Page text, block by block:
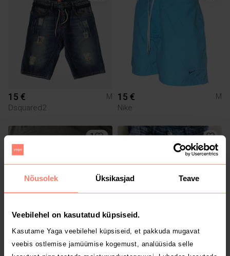
Nõusolek Üksikasjad Teave
Veebilehel on kasutatud küpsiseid.
Kasutame Yaga veebilehel küpsiseid, et pakkuda mugavat
veebis ostlemise jamüümise kogemust, analüüsida selle
15 €
M
Dsquared2
15 €
M
Nike
1
16 €
M
Adidas
20 €
Dsquared2